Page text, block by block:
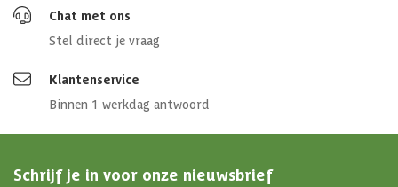
Chat met ons
Stel direct je vraag
Klantenservice
Binnen 1 werkdag antwoord
Schrijf je in voor onze nieuwsbrief